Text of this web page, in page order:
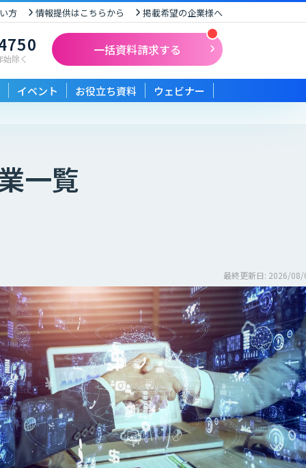
方 情報提供はこちらから 掲載希望の企業様へ
除く
一括資料請求する
イベント お役立ち資料 ウェビナー
一覧
最終更新日: 2026/08/